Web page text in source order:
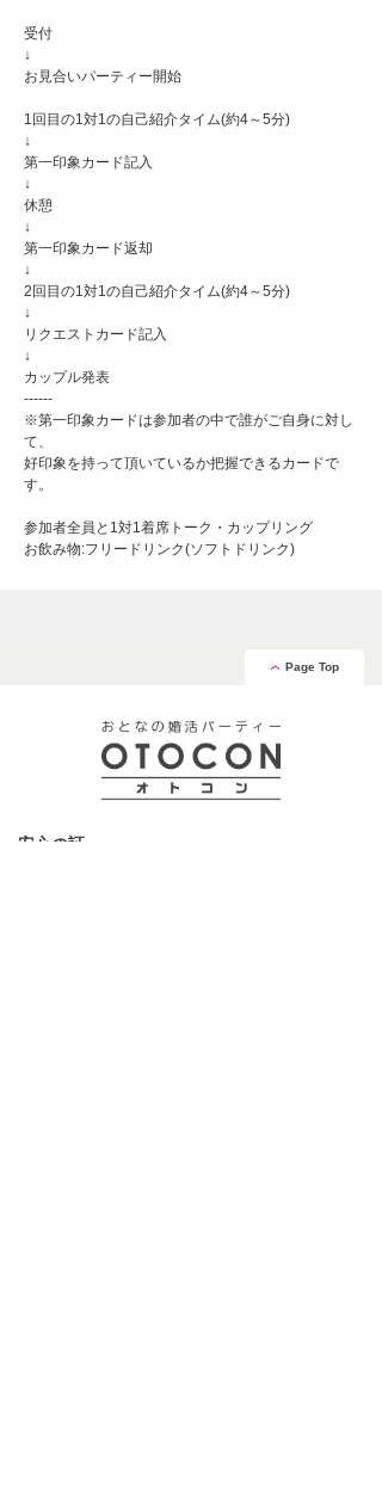
受付
↓
お見合いパーティー開始
1回目の1対1の自己紹介タイム(約4～5分)
↓
第一印象カード記入
↓
休憩
↓
第一印象カード返却
↓
2回目の1対1の自己紹介タイム(約4～5分)
↓
リクエストカード記入
↓
カップル発表
------
※第一印象カードは参加者の中で誰がご自身に対し
て、
好印象を持って頂いているか把握できるカードで
す。
参加者全員と1対1着席トーク・カップリング
お飲み物:フリードリンク(ソフトドリンク)
Page Top
安心の証